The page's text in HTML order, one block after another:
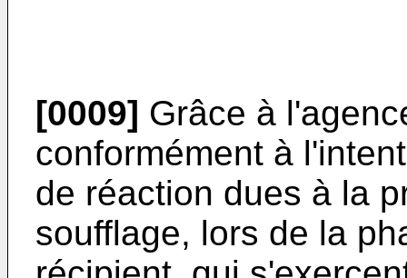
[0009] Grâce à
conformément à
de réaction dues à la
soufflage, lors de la